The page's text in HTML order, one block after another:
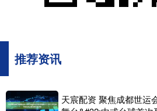
推荐资讯
天宸配资 聚焦成都世运